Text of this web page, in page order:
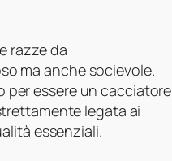
razze da
ma anche socievole.
essere un cacciatore
legata ai
essenziali.